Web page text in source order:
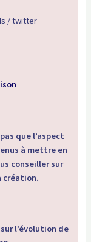
/ twitter
que l’aspect
à mettre en
conseiller sur
création.
l’évolution de